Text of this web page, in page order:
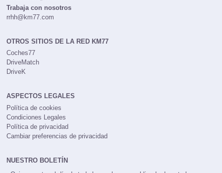
facturacion@km77.com
Trabaja con nosotros
OTROS SITIOS DE LA RED KM77
Coches77
DriveMatch
ASPECTOS LEGALES
Política de cookies
Condiciones Legales
Política de privacidad